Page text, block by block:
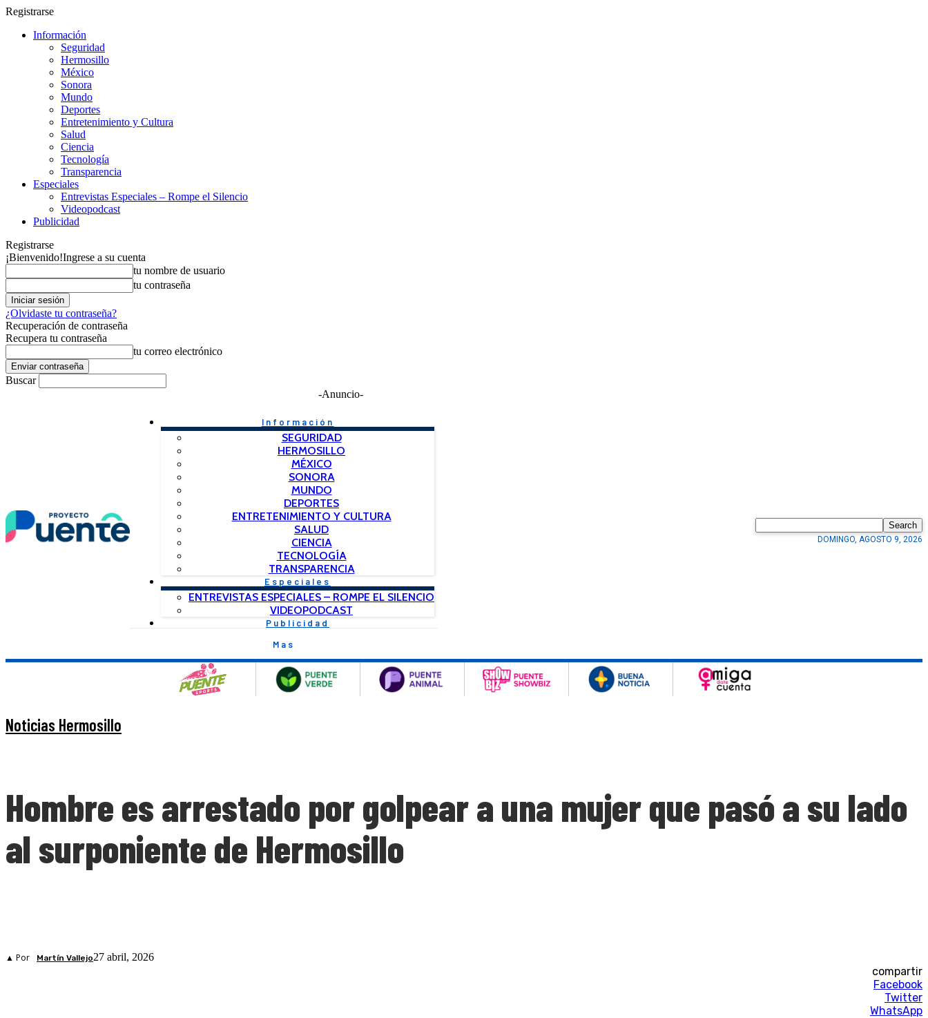
Registrarse
Información
Seguridad
Hermosillo
México
Sonora
Mundo
Deportes
Entretenimiento y Cultura
Salud
Ciencia
Tecnología
Transparencia
Especiales
Entrevistas Especiales – Rompe el Silencio
Videopodcast
Publicidad
Registrarse
¡Bienvenido!Ingrese a su cuenta
tu nombre de usuario
tu contraseña
¿Olvidaste tu contraseña?
Recuperación de contraseña
Recupera tu contraseña
tu correo electrónico
Buscar
-Anuncio-
Información
SEGURIDAD
HERMOSILLO
MÉXICO
SONORA
MUNDO
DEPORTES
ENTRETENIMIENTO Y CULTURA
SALUD
CIENCIA
TECNOLOGÍA
TRANSPARENCIA
Especiales
ENTREVISTAS ESPECIALES – ROMPE EL SILENCIO
VIDEOPODCAST
Publicidad
Mas
Search
DOMINGO, AGOSTO 9, 2026
Noticias Hermosillo
Hombre es arrestado por golpear a una mujer que pasó a su lado
al surponiente de Hermosillo
▲ Por Martín Vallejo27 abril, 2026
compartir
Facebook
Twitter
WhatsApp